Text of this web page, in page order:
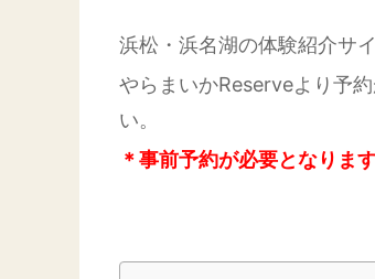
浜松・浜名湖の体験紹介サ
やらまいかReserveより予
い。
＊事前予約が必要となりま